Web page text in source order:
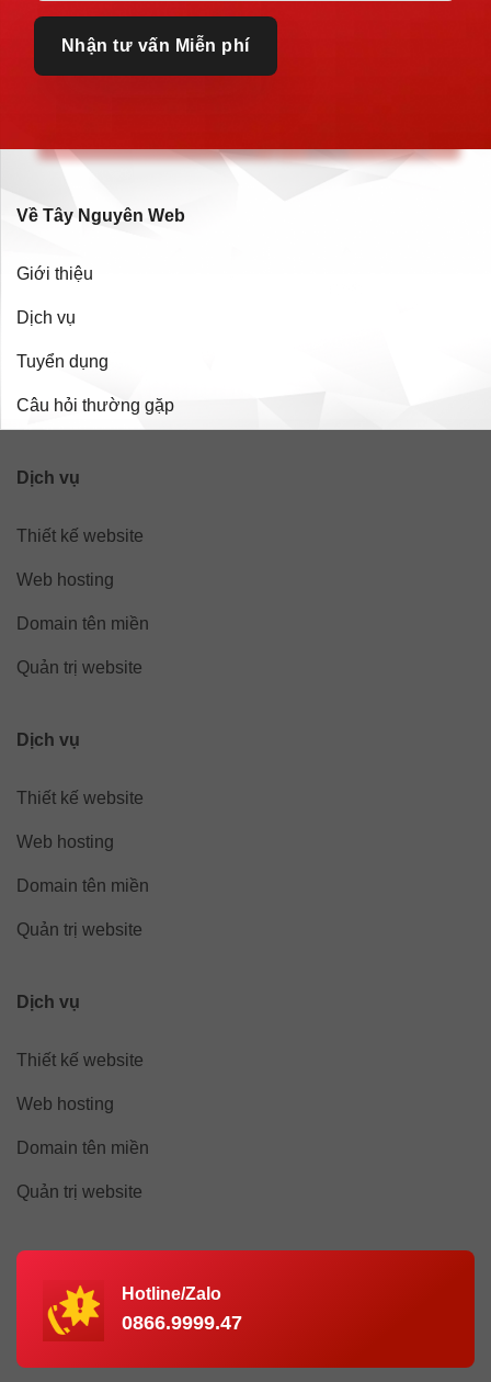
Về Tây Nguyên Web
Giới thiệu
Dịch vụ
Tuyển dụng
Câu hỏi thường gặp
Dịch vụ
Thiết kế website
Web hosting
Domain tên miền
Quản trị website
Dịch vụ
Thiết kế website
Web hosting
Domain tên miền
Quản trị website
Dịch vụ
Thiết kế website
Web hosting
Domain tên miền
Quản trị website
Hotline/Zalo
0866.9999.47